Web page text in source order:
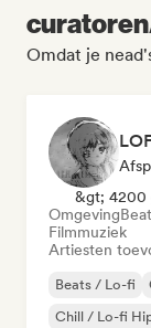
Omdat je
&gt; 4200
Omgeving
Filmmuziek
Artiesten
Beats / Lo-fi
Chill / Lo-fi